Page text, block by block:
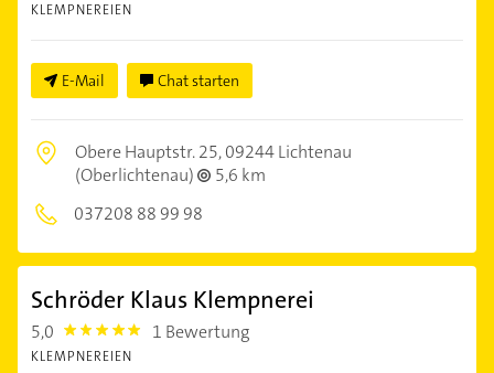
KLEMPNEREIEN
E-Mail Chat starten
Obere Hauptstr. 25,09244 Lichtenau
(Oberlichtenau)
5,6 km
037208 88 99 98
Schröder Klaus Klempnerei
5,0 5.0 1 Bewertung
KLEMPNEREIEN